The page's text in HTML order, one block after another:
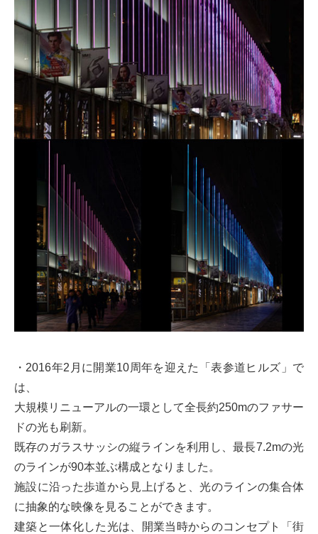
・2016年2月に開業10周年を迎えた「表参道ヒルズ」で
は、
大規模リニューアルの一環として全長約250mのファサー
ドの光も刷新。
既存のガラスサッシの縦ラインを利用し、最長7.2mの光
のラインが90本並ぶ構成となりました。
施設に沿った歩道から見上げると、光のラインの集合体
に抽象的な映像を見ることができます。
建築と一体化した光は、開業当時からのコンセプト「街